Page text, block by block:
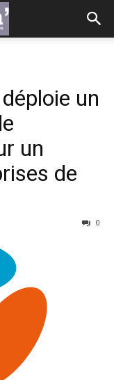
un
un
de
0